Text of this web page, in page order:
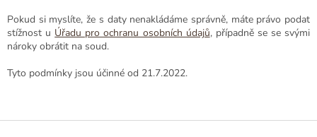
Pokud si myslíte, že s daty nenakládáme správně, máte právo podat
stížnost u Úřadu pro ochranu osobních údajů, případně se se svými
nároky obrátit na soud.
Tyto podmínky jsou účinné od 21.7.2022.
Z